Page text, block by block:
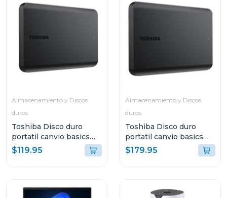
Almacenamiento y Discos
duros
Toshiba Disco duro
portatil canvio basics
hdd de 2tb hdtb520xk
$119.95
Almacenamiento y Discos
duros
Toshiba Disco duro
portatil canvio basics
hdd de 4tb hdtb540xk
$179.95